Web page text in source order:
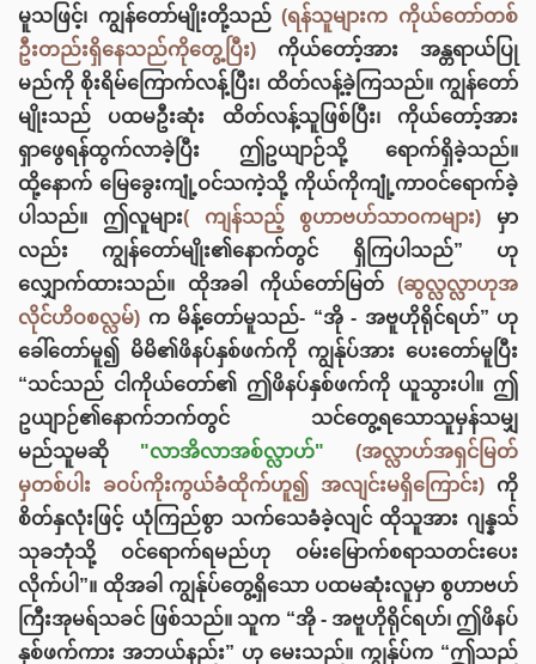
မူသဖြင့်၊ ကျွန်တော်မျိုးတို့သည်(ရန်သူများက ကိုယ်တော်တစ်
ဦးတည်းရှိ‌နေသည်ကိုတွေ့ပြီး) ကိုယ်တော့်အား အန္တရာယ်ပြု
မည်ကို စိုးရိမ်ကြောက်လန့်ပြီး၊ ထိတ်လန့်ခဲ့ကြသည်။ ကျွန်တော်
မျိုးသည် ပထမဦးဆုံး ထိတ်လန့်သူဖြစ်ပြီး၊ ကိုယ်တော့်အား
ရှာဖွေရန်ထွက်လာခဲ့ပြီး ဤဥယျာဉ်သို့ ရောက်ရှိခဲ့သည်။
ထို့နောက် မြေခွေးကျုံ့ဝင်သကဲ့သို့ ကိုယ်ကိုကျုံ့ကာဝင်ရောက်ခဲ့
ပါသည်။ ဤလူများ( ကျန်သည့် စွဟာဗဟ်သာဝကများ) မှာ
လည်း ကျွန်တော်မျိုး၏နောက်တွင် ရှိကြပါသည်” ဟု
လျှောက်ထားသည်။ ထိုအခါ ကိုယ်တော်မြတ် (ဆွလ္လလ္လာဟုအ
လိုင်ဟိဝစလ္လမ်) က မိန့်တော်မူသည်- “အို - အဗူဟိုရိုင်ရဟ်” ဟု
ခေါ်တော်မူ၍ မိမိ၏ဖိနပ်နှစ်ဖက်ကို ကျွန်ုပ်အား ပေးတော်မူပြီး
“သင်သည် ငါကိုယ်တော်၏ ဤဖိနပ်နှစ်ဖက်ကို ယူသွားပါ။ ဤ
ဥယျာဉ်၏နောက်ဘက်တွင် သင်တွေ့ရသောသူမှန်သမျှ
မည်သူမဆို "လာအိလာအစ်လ္လာဟ်"
(အလ္လာဟ်အရှင်မြတ်
မှတစ်ပါး ခဝပ်ကိုးကွယ်ခံထိုက်ဟူ၍ အလျင်းမရှိကြောင်း) ကို
စိတ်နှလုံးဖြင့် ယုံကြည်စွာ သက်သေခံခဲ့လျင် ထိုသူအား ဂျန္နသ်
သုခဘုံသို့ ဝင်ရောက်ရမည်ဟု ဝမ်းမြောက်စရာသတင်းပေး
လိုက်ပါ”။ ထိုအခါ ကျွန်ုပ်တွေ့ရှိသော ပထမဆုံးလူမှာ စွဟာဗဟ်
ကြီးအုမရ်သခင် ဖြစ်သည်။ သူက “အို - အဗူဟိုရိုင်ရဟ်၊ ဤဖိနပ်
နှစ်ဖက်ကား အဘယ်နည်း” ဟု မေးသည်။ ကျွန်ုပ်က “ဤသည်